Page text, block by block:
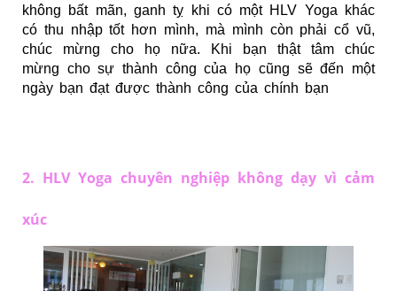
không bất mãn, ganh tỵ khi có một HLV Yoga khác
có thu nhập tốt hơn mình, mà mình còn phải cổ vũ,
chúc mừng cho họ nữa. Khi bạn thật tâm chúc
mừng cho sự thành công của họ cũng sẽ đến một
ngày bạn đạt được thành công của chính bạn
2. HLV Yoga chuyên nghiệp không dạy vì cảm
xúc